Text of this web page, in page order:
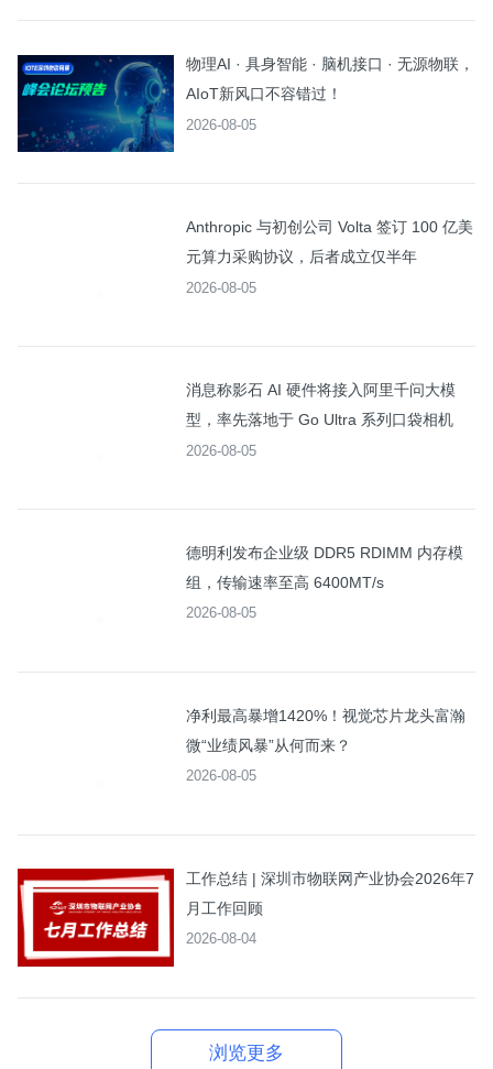
物理AI · 具身智能 · 脑机接口 · 无源物联，
AIoT新风口不容错过！
2026-08-05
Anthropic 与初创公司 Volta 签订 100 亿美
元算力采购协议，后者成立仅半年
2026-08-05
消息称影石 AI 硬件将接入阿里千问大模
型，率先落地于 Go Ultra 系列口袋相机
2026-08-05
德明利发布企业级 DDR5 RDIMM 内存模
组，传输速率至高 6400MT/s
2026-08-05
净利最高暴增1420%！视觉芯片龙头富瀚
微“业绩风暴”从何而来？
2026-08-05
工作总结 | 深圳市物联网产业协会2026年7
月工作回顾
2026-08-04
浏览更多